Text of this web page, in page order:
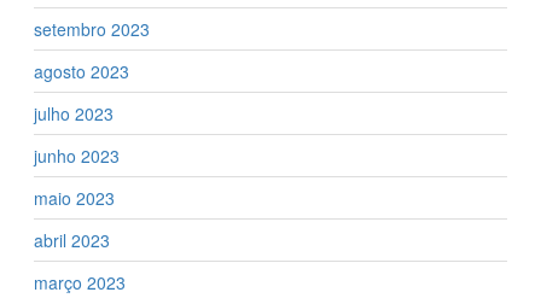
setembro 2023
agosto 2023
julho 2023
junho 2023
maio 2023
abril 2023
março 2023